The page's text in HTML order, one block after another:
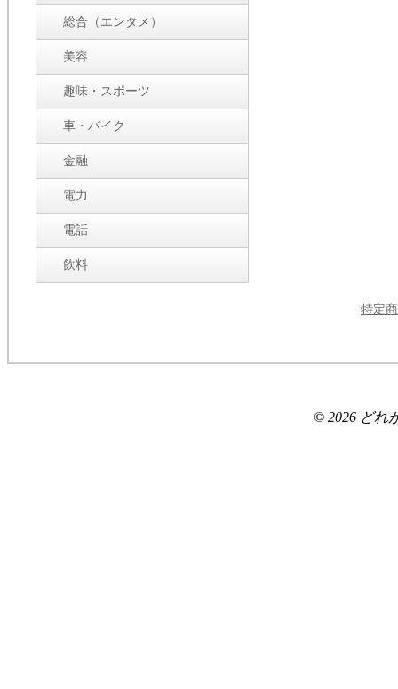
総合（エンタメ）
美容
趣味・スポーツ
車・バイク
金融
電力
電話
飲料
特定
© 2026 どれ